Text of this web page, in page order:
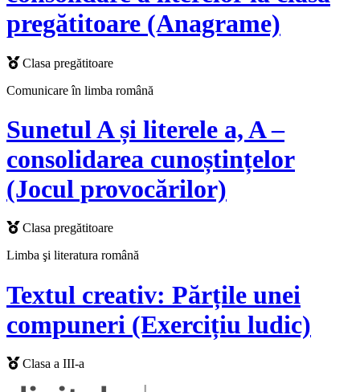
pregătitoare (Anagrame)
Clasa pregătitoare
Comunicare în limba română
Sunetul A și literele a, A –
consolidarea cunoștințelor
(Jocul provocărilor)
Clasa pregătitoare
Limba şi literatura română
Textul creativ: Părțile unei
compuneri (Exercițiu ludic)
Clasa a III-a